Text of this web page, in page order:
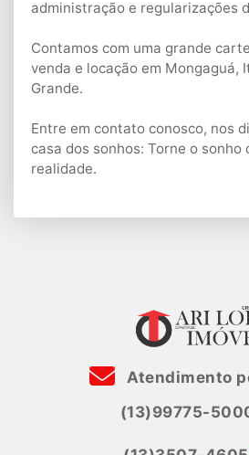
administração e regularizações
Contamos com uma grande
venda e locação em Mongaguá,
Grande.
Entre em contato conosco, nos
casa dos sonhos: Torne o sonho
realidade.
Atendimento
(13)99775-